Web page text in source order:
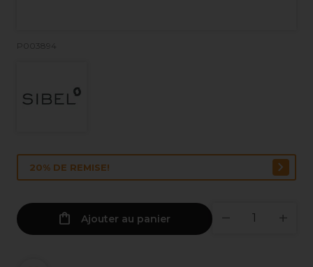
P003894
20% DE REMISE!
Ajouter au panier